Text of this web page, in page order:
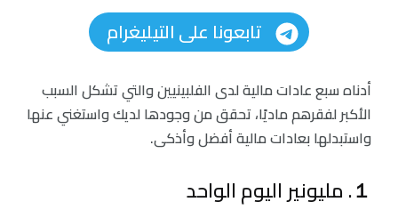
تابعونا على التيليغرام
أدناه سبع عادات مالية لدى الفلبينيين والتي تشكل السبب
الأكبر لفقرهم ماديًا، تحقق من وجودها لديك واستغني عنها
واستبدلها بعادات مالية أفضل وأذكى.
１. مليونير اليوم الواحد